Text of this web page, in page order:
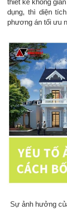
dụng, thì diện
phương án tối ưu
Sự ảnh hưởng